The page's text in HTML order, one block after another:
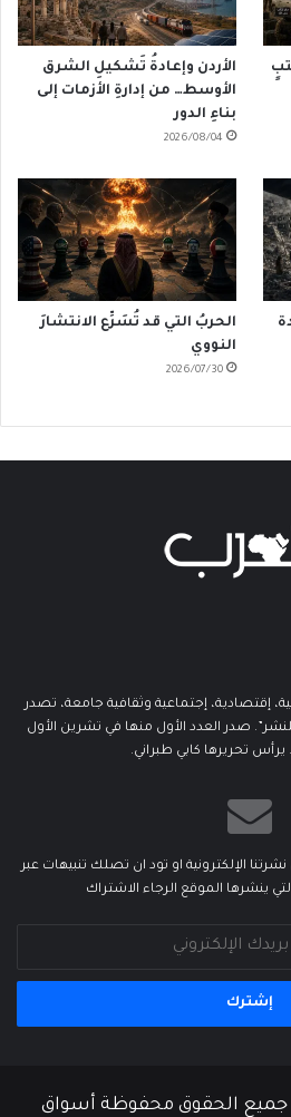
الأردن وإعادةُ تَشكيلِ الشرق
الأوسط… من إدارةِ الأزمات إلى
بناءِ الدور
2026/08/04
الحربُ التي قد تُسَرِّع الانتشارَ
النووي
2026/07/30
إقتصادية، إجتماعية وثقافية جامعة، تصدر
صدر العدد الأول منها في تشرين الأول
الإلكترونية او تود ان تصلك تنبيهات عبر
ينشرها الموقع الرجاء الاشتراك
حقوق النشر 2026، جميع الحقوق محفوظة أسواق